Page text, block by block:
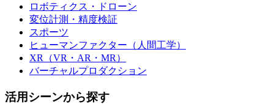
ロボティクス・ドローン
変位計測・精度検証
スポーツ
ヒューマンファクター（人間工学）
XR（VR・AR・MR）
バーチャルプロダクション
活用シーンから探す